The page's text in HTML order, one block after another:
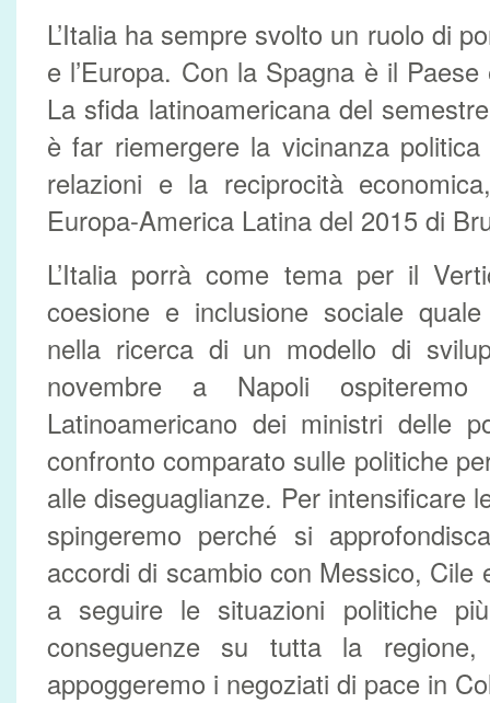
L’Italia ha sempre svolto un ruolo di
e l’Europa. Con la Spagna è il
La sfida latinoamericana del
è far riemergere la vicinanza
relazioni e la reciprocità
Europa-America Latina del 2015 di
L’Italia porrà come tema per il
coesione e inclusione sociale
nella ricerca di un modello di
novembre a Napoli
Latinoamericano dei ministri delle
confronto comparato sulle politiche
alle diseguaglianze. Per intensificare
spingeremo perché si
accordi di scambio con Messico, Cile
a seguire le situazioni politiche
conseguenze su tutta la
appoggeremo i negoziati di pace in